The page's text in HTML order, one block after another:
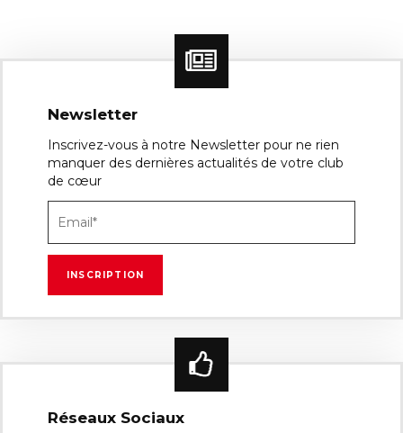
Newsletter
Inscrivez-vous à notre Newsletter pour ne rien
manquer des dernières actualités de votre club
de cœur
Réseaux Sociaux